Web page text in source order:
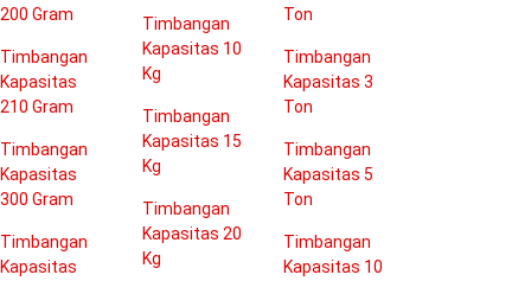
200 Gram
Timbangan
Kapasitas
210 Gram
Timbangan
Kapasitas
300 Gram
Timbangan
Kapasitas
Timbangan
Kapasitas 10
Kg
Timbangan
Kapasitas 15
Kg
Timbangan
Kapasitas 20
Kg
Ton
Timbangan
Kapasitas 3
Ton
Timbangan
Kapasitas 5
Ton
Timbangan
Kapasitas 10